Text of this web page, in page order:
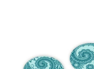
POCHUTINY